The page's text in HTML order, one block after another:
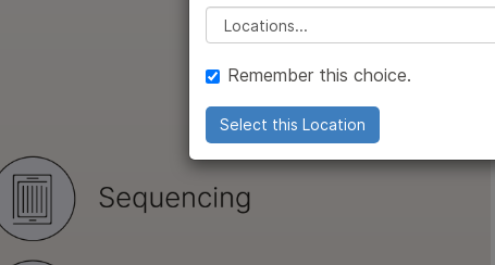
体外诊断（IVD）产品
服务和培训产品
遗传病产品
MiniSeq产品
MiSeq产品
MiSeqDx产品
NextSeq 500和NextSeq 550产品
NovaSeq 6000 产品
TruSight Oncology产品系列
TruSight panel
Illumina DNA Prep
Infinium芯片
Please select a location
Remember this choice.
Select this Location